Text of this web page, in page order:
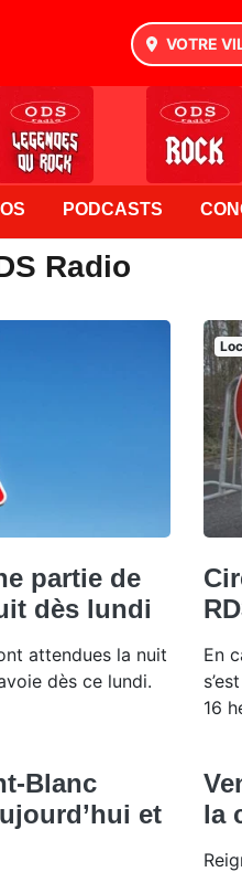
VOTRE
PODCASTS
Radio
partie de
dès lundi
attendues la nuit
dès ce lundi.
En
16
Blanc
et
la